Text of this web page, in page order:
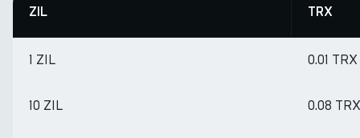
ZIL TRX
1 ZIL 0.01 TRX
10 ZIL 0.08 TRX